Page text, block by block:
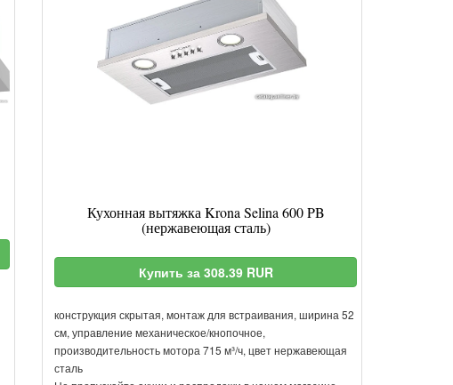
Кухонная вытяжка Krona Selina 600 PB
(нержавеющая сталь)
Купить за 308.39 RUR
конструкция скрытая, монтаж для встраивания, ширина 52
см, управление механическое/кнопочное,
производительность мотора 715 м³/ч, цвет нержавеющая
сталь